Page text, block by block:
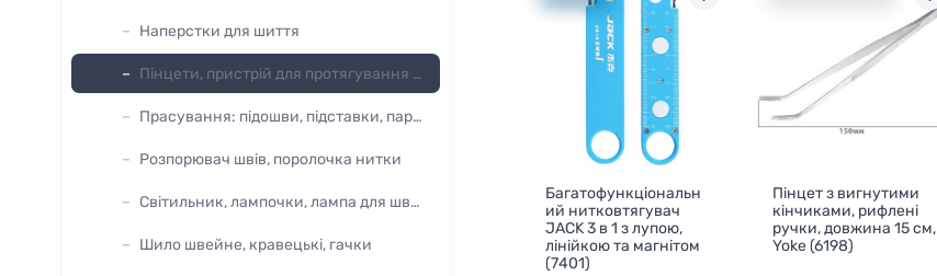
Наперстки для шиття
Пінцети, пристрій для протягування гумки та шнурків
Прасування: підошви, підставки, парогенератори
Розпорювач швів, поролочка нитки
Світильник, лампочки, лампа для швейних машин
Шило швейне, кравецькі, гачки
Багатофункціональн
ий нитковтягувач
JACK 3 в 1 з лупою,
лінійкою та магнітом
(7401)
Пінцет з вигнутими
кінчиками, рифлені
ручки, довжина 15 см,
Yoke (6198)